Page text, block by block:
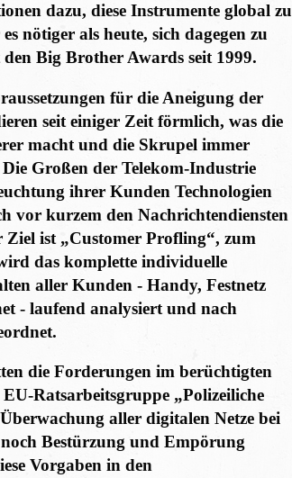
dazu, diese Instrumente global zu
nötiger als heute, sich dagegen zu
Big Brother Awards seit 1999.
für die Aneigung der
seit einiger Zeit förmlich, was die
macht und die Skrupel immer
Großen der Telekom-Industrie
ihrer Kunden Technologien
vor kurzem den Nachrichtendiensten
ist „Customer Profling“, zum
das komplette individuelle
aller Kunden - Handy, Festnetz
- laufend analysiert und nach
die Forderungen im berüchtigten
Ratsarbeitsgruppe „Polizeiliche
aller digitalen Netze bei
Bestürzung und Empörung
Vorgaben in den